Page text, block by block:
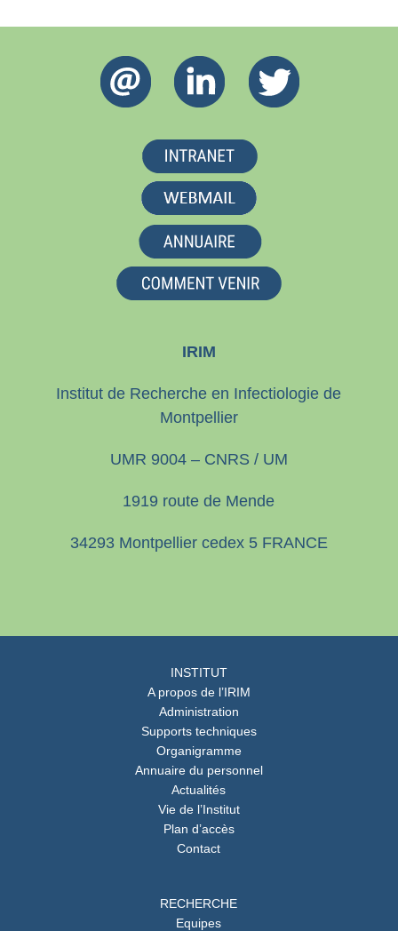
IRIM
Institut de Recherche en Infectiologie de
Montpellier
UMR 9004 – CNRS / UM
1919 route de Mende
34293 Montpellier cedex 5 FRANCE
INSTITUT
A propos de l’IRIM
Administration
Supports techniques
Organigramme
Annuaire du personnel
Actualités
Vie de l’Institut
Plan d’accès
Contact
RECHERCHE
Equipes